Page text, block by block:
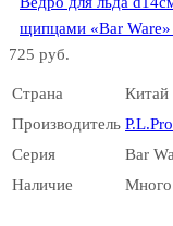
щипцами «Bar Ware»
725 руб.
Страна
Китай
Производитель
Серия
Bar
Наличие
Много